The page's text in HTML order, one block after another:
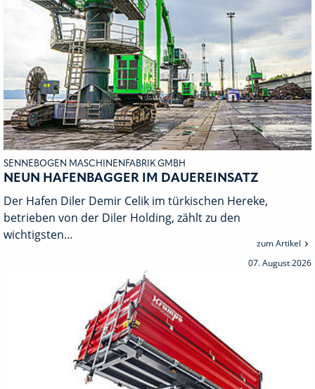
SENNEBOGEN MASCHINENFABRIK GMBH
NEUN HAFENBAGGER IM DAUEREINSATZ
Der Hafen Diler Demir Celik im türkischen Hereke,
betrieben von der Diler Holding, zählt zu den
wichtigsten…
zum Artikel
07. August 2026